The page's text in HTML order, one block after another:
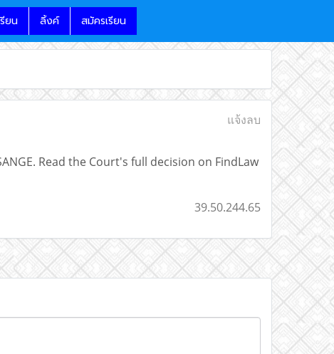
ยน ลิ้งค์ สมัครเรียน
แจ้งลบ
Read the Court's full decision on FindLaw
39.50.244.65